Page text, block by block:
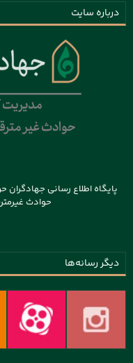
درباره سایت
پایگاه اطلاع رسانی
حوادث
دیگر رسانه‌ها